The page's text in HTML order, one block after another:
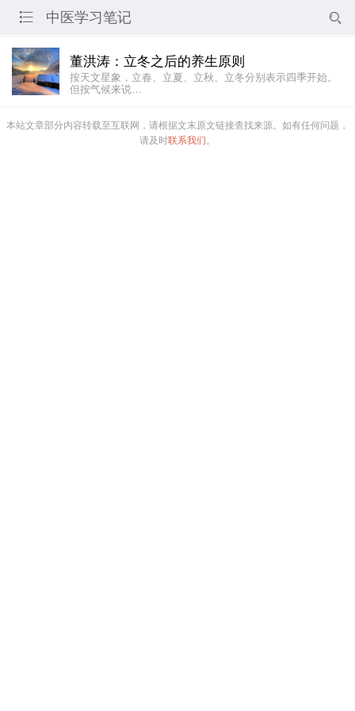
 中医学习笔记 
董洪涛：立冬之后的养生原则
按天文星象，立春、立夏、立秋、立冬分别表示四季开始。
但按气候来说…
本站文章部分内容转载至互联网，请根据文末原文链接查找来源。如有任何问题，
请及时联系我们